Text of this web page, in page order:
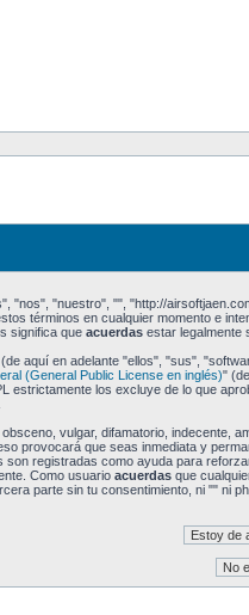
"nos", "nuestro", "", "http://
términos en cualquier momento e
significa que acuerdasestar legalmente
aquí en adelante "ellos", "sus",
(General Public License en inglés)"
estrictamente los excluye de lo que
vulgar, difamatorio, indecente,
provocará que seas inmediata y
registradas como ayuda para
Como usuario acuerdasque
parte sin tu consentimiento, ni "" ni